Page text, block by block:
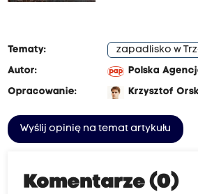
Tematy:
zapadlisko w
Autor:
Polska
Opracowanie:
Krzysztof
Wyślij opinię na temat artykułu
Komentarze (0)